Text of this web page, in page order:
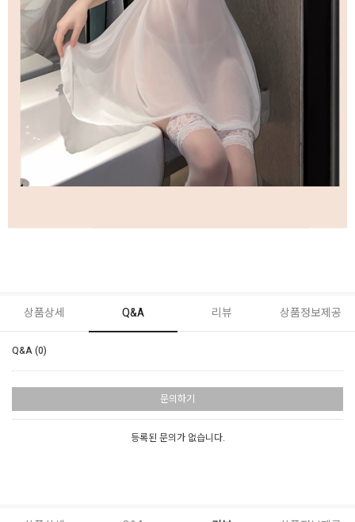
상품상세 Q&A 리뷰 상품정보제공
Q&A (0)
문의하기
등록된 문의가 없습니다.